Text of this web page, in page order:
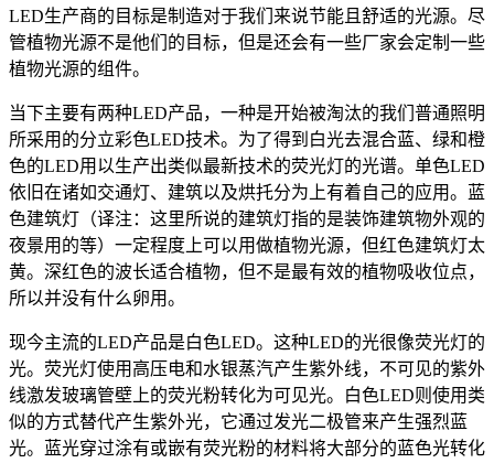
LED生产商的目标是制造对于我们来说节能且舒适的光源。尽
管植物光源不是他们的目标，但是还会有一些厂家会定制一些
植物光源的组件。
当下主要有两种LED产品，一种是开始被淘汰的我们普通照明
所采用的分立彩色LED技术。为了得到白光去混合蓝、绿和橙
色的LED用以生产出类似最新技术的荧光灯的光谱。单色LED
依旧在诸如交通灯、建筑以及烘托分为上有着自己的应用。蓝
色建筑灯（译注：这里所说的建筑灯指的是装饰建筑物外观的
夜景用的等）一定程度上可以用做植物光源，但红色建筑灯太
黄。深红色的波长适合植物，但不是最有效的植物吸收位点，
所以并没有什么卵用。
现今主流的LED产品是白色LED。这种LED的光很像荧光灯的
光。荧光灯使用高压电和水银蒸汽产生紫外线，不可见的紫外
线激发玻璃管壁上的荧光粉转化为可见光。白色LED则使用类
似的方式替代产生紫外光，它通过发光二极管来产生强烈蓝
光。蓝光穿过涂有或嵌有荧光粉的材料将大部分的蓝色光转化